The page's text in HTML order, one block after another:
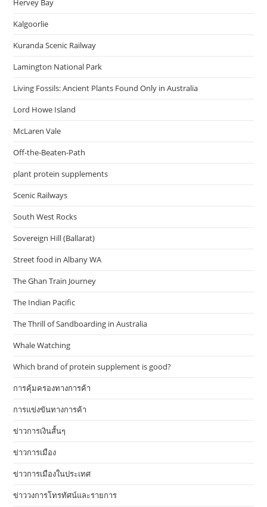
Hervey Bay
Kalgoorlie
Kuranda Scenic Railway
Lamington National Park
Living Fossils: Ancient Plants Found Only in Australia
Lord Howe Island
McLaren Vale
Off-the-Beaten-Path
plant protein supplements
Scenic Railways
South West Rocks
Sovereign Hill (Ballarat)
Street food in Albany WA
The Ghan Train Journey
The Indian Pacific
The Thrill of Sandboarding in Australia
Whale Watching
Which brand of protein supplement is good?
การคุ้มครองทางการค้า
การแข่งขันทางการค้า
ข่าวการเงินสั้นๆ
ข่าวการเมือง
ข่าวการเมืองในประเทศ
ข่าววงการโทรทัศน์และรายการ